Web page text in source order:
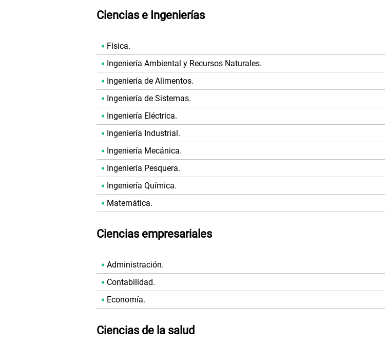
Ciencias e Ingenierías
Física.
Ingeniería Ambiental y Recursos Naturales.
Ingeniería de Alimentos.
Ingeniería de Sistemas.
Ingeniería Eléctrica.
Ingeniería Industrial.
Ingeniería Mecánica.
Ingeniería Pesquera.
Ingeniería Química.
Matemática.
Ciencias empresariales
Administración.
Contabilidad.
Economía.
Ciencias de la salud